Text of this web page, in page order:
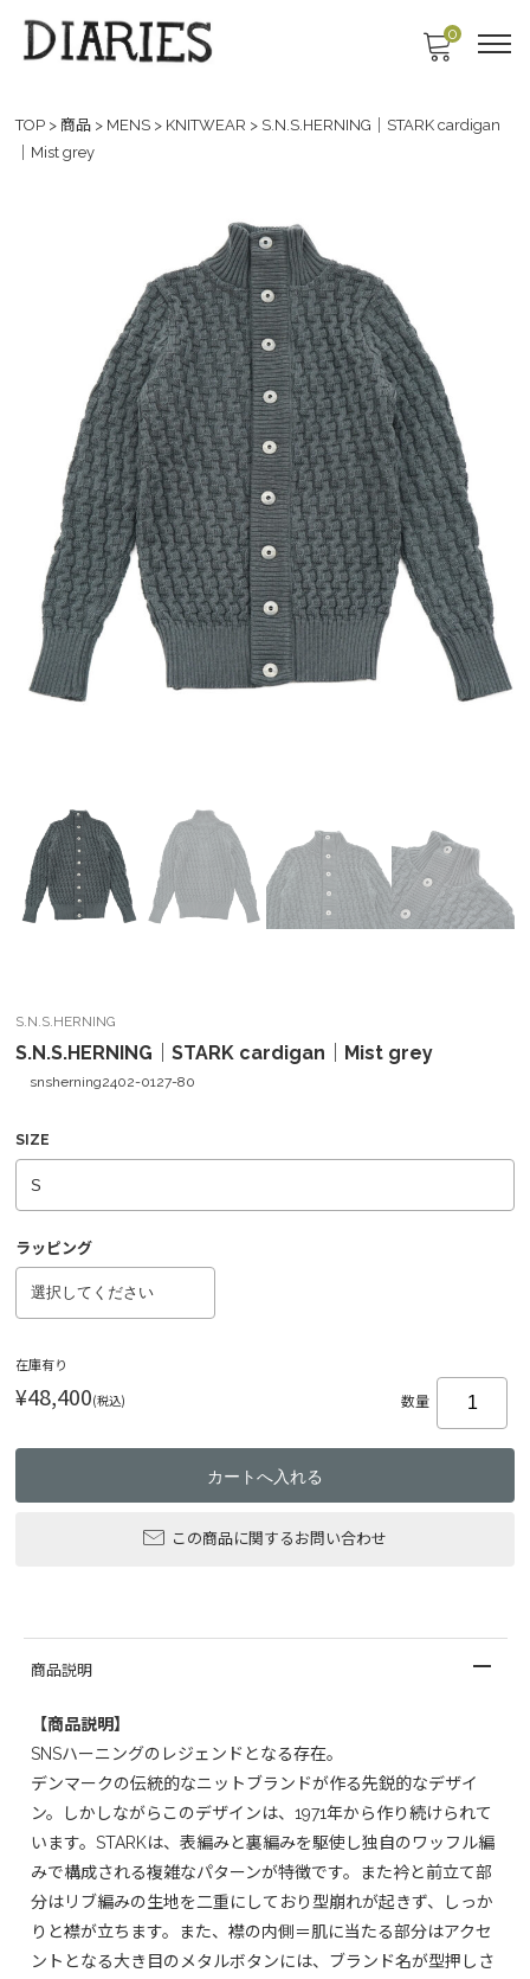
0
TOP > 商品 > MENS > KNITWEAR > S.N.S.HERNING｜STARK cardigan
｜Mist grey
S.N.S.HERNING
S.N.S.HERNING｜STARK cardigan｜Mist grey
snsherning2402-0127-80
SIZE
ラッピング
在庫有り
¥48,400(税込) 数量
この商品に関するお問い合わせ
商品説明
【商品説明】
SNSハーニングのレジェンドとなる存在。
デンマークの伝統的なニットブランドが作る先鋭的なデザイ
ン。しかしながらこのデザインは、1971年から作り続けられて
います。STARKは、表編みと裏編みを駆使し独自のワッフル編
みで構成される複雑なパターンが特徴です。また衿と前立て部
分はリブ編みの生地を二重にしており型崩れが起きず、しっか
りと襟が立ちます。また、襟の内側＝肌に当たる部分はアクセ
ントとなる大き目のメタルボタンには、ブランド名が型押しさ